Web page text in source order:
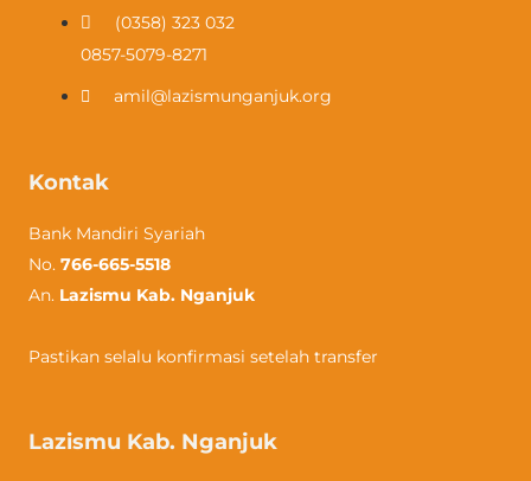
(0358) 323 032​
0857-5079-8271
amil@lazismunganjuk.org
Kontak
Bank Mandiri Syariah
No. 766-665-5518
An. Lazismu Kab. Nganjuk
Pastikan selalu konfirmasi setelah transfer
Lazismu Kab. Nganjuk